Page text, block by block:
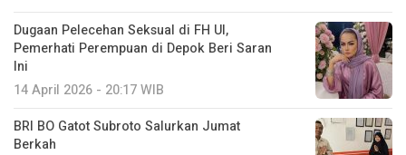
Dugaan Pelecehan Seksual di FH UI,
Pemerhati Perempuan di Depok Beri Saran
Ini
14 April 2026 - 20:17 WIB
BRI BO Gatot Subroto Salurkan Jumat
Berkah